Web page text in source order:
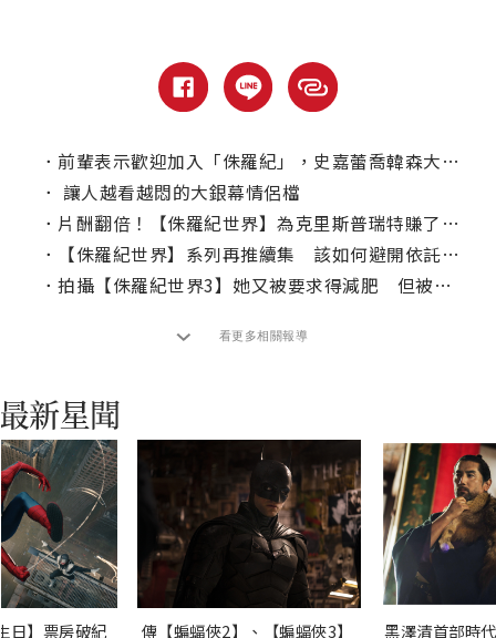
． 前輩表示歡迎加入「侏羅紀」，史嘉蕾喬韓森大驚喜！
． 讓人越看越悶的大銀幕情侶檔
． 片酬翻倍！【侏羅紀世界】為克里斯普瑞特賺了多少？
．
【侏羅紀世界】系列再推續集 該如何避開依託答辯？
． 拍攝【侏羅紀世界3】她又被要求得減肥 但被導演擋下了
看更多相關報導
日】票房破紀 傳【蝙蝠俠2】、【蝙蝠俠3】 黑澤清首部時